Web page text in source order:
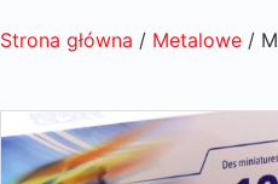
Strona główna / Metalowe/